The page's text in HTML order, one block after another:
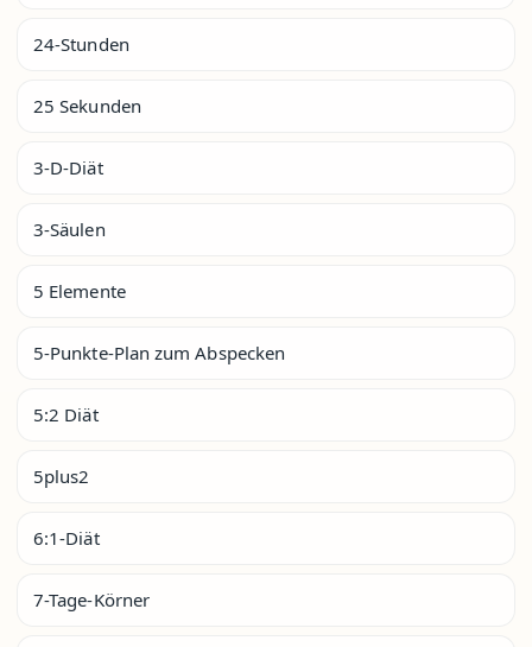
24-Stunden
25 Sekunden
3-D-Diät
3-Säulen
5 Elemente
5-Punkte-Plan zum Abspecken
5:2 Diät
5plus2
6:1-Diät
7-Tage-Körner